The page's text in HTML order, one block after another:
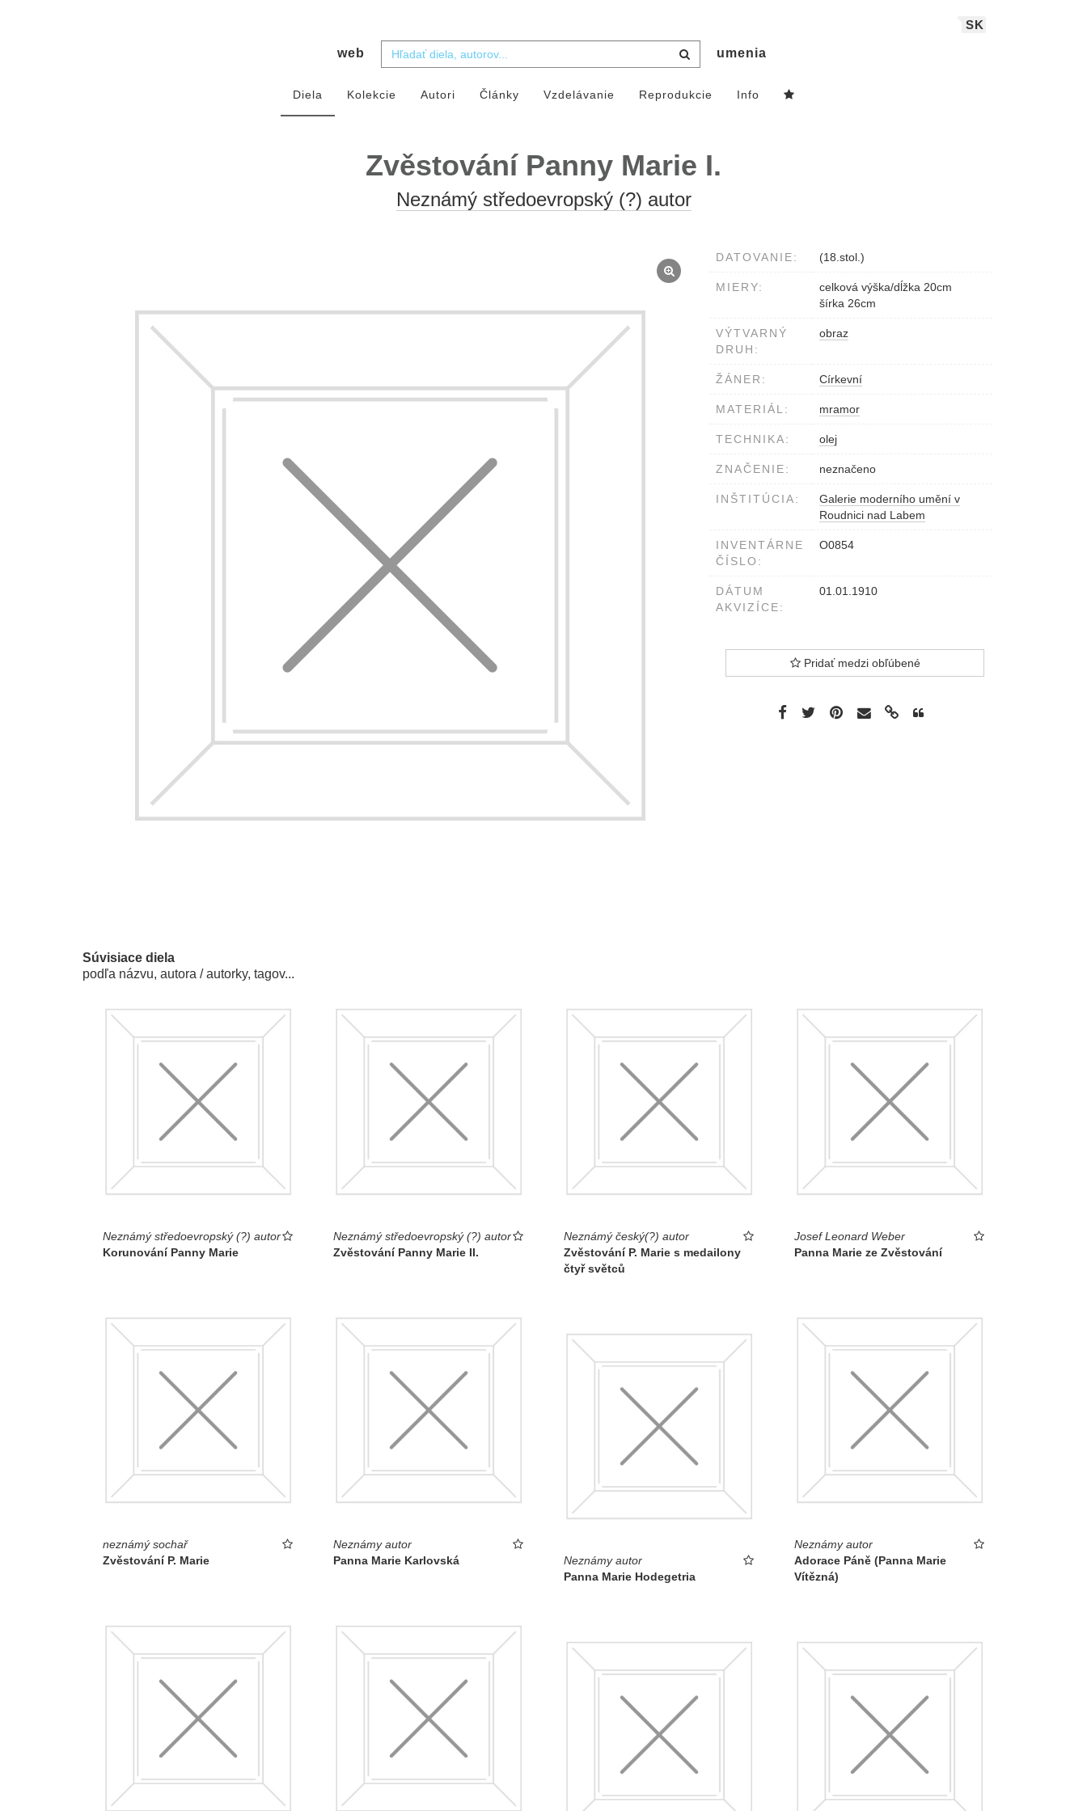
SK
web umenia
Diela Kolekcie Autori Články Vzdelávanie Reprodukcie Info
Zvěstování Panny Marie I.
Neznámý středoevropský (?) autor
DATOVANIE: (18.stol.)
MIERY:
celková výška/dĺžka 20cm
šírka 26cm
VÝTVARNÝ
DRUH:
obraz
ŽÁNER: Církevní
MATERIÁL: mramor
TECHNIKA: olej
ZNAČENIE: neznačeno
INŠTITÚCIA:
Galerie moderního umění v
Roudnici nad Labem
INVENTÁRNE
ČÍSLO:
O0854
DÁTUM
AKVIZÍCE:
01.01.1910
Pridať medzi obľúbené
Súvisiace diela
podľa názvu, autora / autorky, tagov...
Neznámý středoevropský (?) autor
Korunování Panny Marie
Neznámý středoevropský (?) autor
Zvěstování Panny Marie II.
Neznámý český(?) autor
Zvěstování P. Marie s medailony
čtyř světců
Josef Leonard Weber
Panna Marie ze Zvěstování
neznámý sochař
Zvěstování P. Marie
Neznámy autor
Panna Marie Karlovská
Neznámy autor
Adorace Páně (Panna Marie
Vítězná)
Neznámy autor
Panna Marie Hodegetria